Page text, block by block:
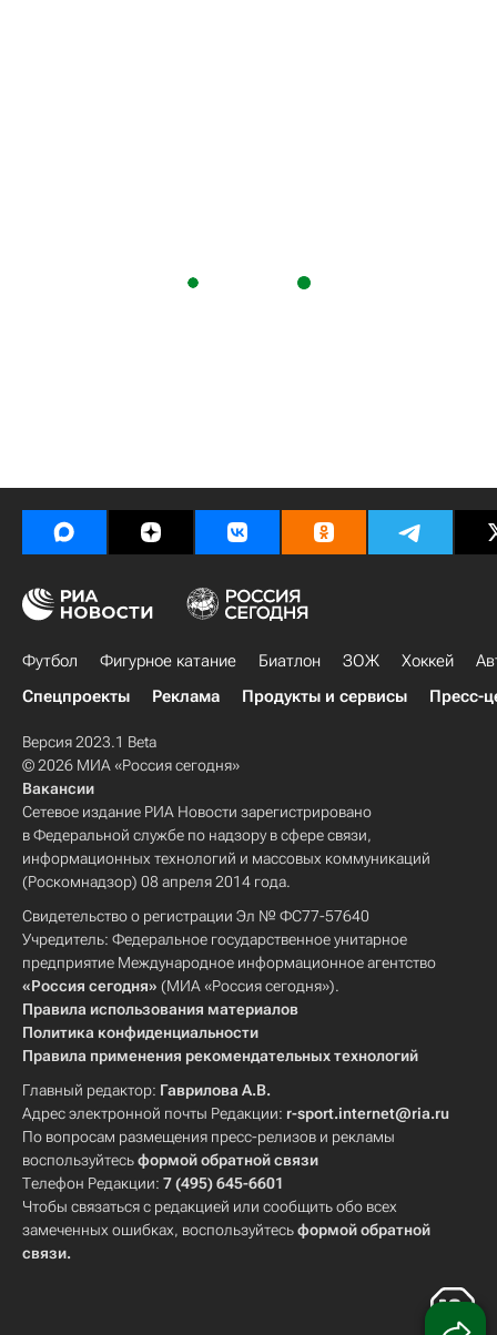
Футбол Фигурное катание Биатлон ЗОЖ Хоккей
Спецпроекты
Реклама Продукты и сервисы Пресс-
Версия 2023.1 Beta
© 2026 МИА «Россия сегодня»
Вакансии
Сетевое издание РИА Новости зарегистрировано
в Федеральной службе по надзору в сфере связи,
информационных технологий и массовых коммуникаций
(Роскомнадзор) 08 апреля 2014 года.
Свидетельство о регистрации Эл № ФС77-57640
Учредитель: Федеральное государственное унитарное
предприятие Международное информационное агентство
«Россия сегодня» (МИА «Россия сегодня»).
Правила использования материалов
Политика конфиденциальности
Правила применения рекомендательных технологий
Главный редактор: Гаврилова А.В.
Адрес электронной почты Редакции: r-sport.internet@ria.ru
По вопросам размещения пресс-релизов и рекламы
воспользуйтесьформой обратной связи
Телефон Редакции: 7 (495) 645-6601
Чтобы связаться с редакцией или сообщить обо всех
замеченных ошибках, воспользуйтесьформой обратной
связи.